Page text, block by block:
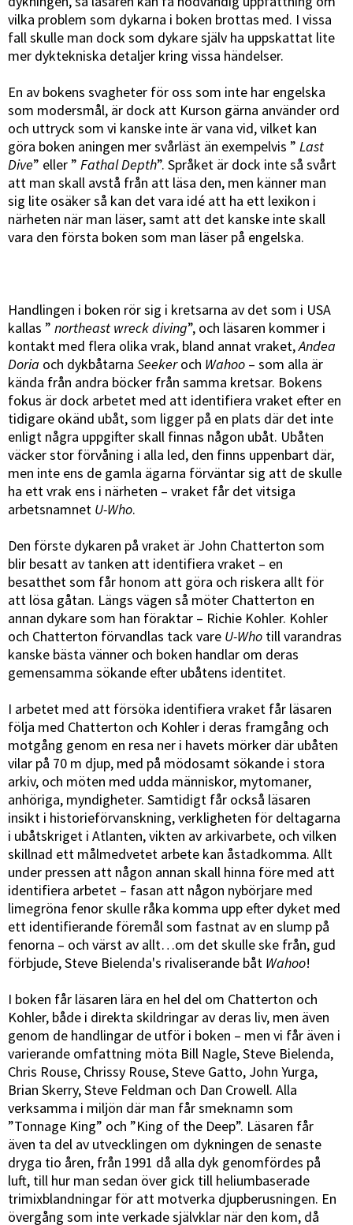
vilka problem som dykarna i boken brottas med. I vissa
fall skulle man dock som dykare själv ha uppskattat lite
mer dyktekniska detaljer kring vissa händelser.
En av bokens svagheter för oss som inte har engelska
som modersmål, är dock att Kurson gärna använder ord
och uttryck som vi kanske inte är vana vid, vilket kan
göra boken aningen mer svårläst än exempelvis ” Last
Dive” eller ” Fathal Depth”. Språket är dock inte så svårt
att man skall avstå från att läsa den, men känner man
sig lite osäker så kan det vara idé att ha ett lexikon i
närheten när man läser, samt att det kanske inte skall
vara den första boken som man läser på engelska.
Handlingen i boken rör sig i kretsarna av det som i USA
kallas ” northeast wreck diving”, och läsaren kommer i
kontakt med flera olika vrak, bland annat vraket,Andea
Doria och dykbåtarna Seekeroch Wahoo – som alla är
kända från andra böcker från samma kretsar. Bokens
fokus är dock arbetet med att identifiera vraket efter en
tidigare okänd ubåt, som ligger på en plats där det inte
enligt några uppgifter skall finnas någon ubåt. Ubåten
väcker stor förvåning i alla led, den finns uppenbart där,
men inte ens de gamla ägarna förväntar sig att de skulle
ha ett vrak ens i närheten – vraket får det vitsiga
arbetsnamnet U-Who.
Den förste dykaren på vraket är John Chatterton som
blir besatt av tanken att identifiera vraket – en
besatthet som får honom att göra och riskera allt för
att lösa gåtan. Längs vägen så möter Chatterton en
annan dykare som han föraktar – Richie Kohler. Kohler
och Chatterton förvandlas tack vare U-Who till varandras
kanske bästa vänner och boken handlar om deras
gemensamma sökande efter ubåtens identitet.
I arbetet med att försöka identifiera vraket får läsaren
följa med Chatterton och Kohler i deras framgång och
motgång genom en resa ner i havets mörker där ubåten
vilar på 70 m djup, med på mödosamt sökande i stora
arkiv, och möten med udda människor, mytomaner,
anhöriga, myndigheter. Samtidigt får också läsaren
insikt i historieförvanskning, verkligheten för deltagarna
i ubåtskriget i Atlanten, vikten av arkivarbete, och vilken
skillnad ett målmedvetet arbete kan åstadkomma. Allt
under pressen att någon annan skall hinna före med att
identifiera arbetet – fasan att någon nybörjare med
limegröna fenor skulle råka komma upp efter dyket med
ett identifierande föremål som fastnat av en slump på
fenorna – och värst av allt…om det skulle ske från, gud
förbjude, Steve Bielenda's rivaliserande båt Wahoo!
I boken får läsaren lära en hel del om Chatterton och
Kohler, både i direkta skildringar av deras liv, men även
genom de handlingar de utför i boken – men vi får även i
varierande omfattning möta Bill Nagle, Steve Bielenda,
Chris Rouse, Chrissy Rouse, Steve Gatto, John Yurga,
Brian Skerry, Steve Feldman och Dan Crowell. Alla
verksamma i miljön där man får smeknamn som
”Tonnage King” och ”King of the Deep”. Läsaren får
även ta del av utvecklingen om dykningen de senaste
dryga tio åren, från 1991 då alla dyk genomfördes på
luft, till hur man sedan över gick till heliumbaserade
trimixblandningar för att motverka djupberusningen. En
övergång som inte verkade självklar när den kom, då